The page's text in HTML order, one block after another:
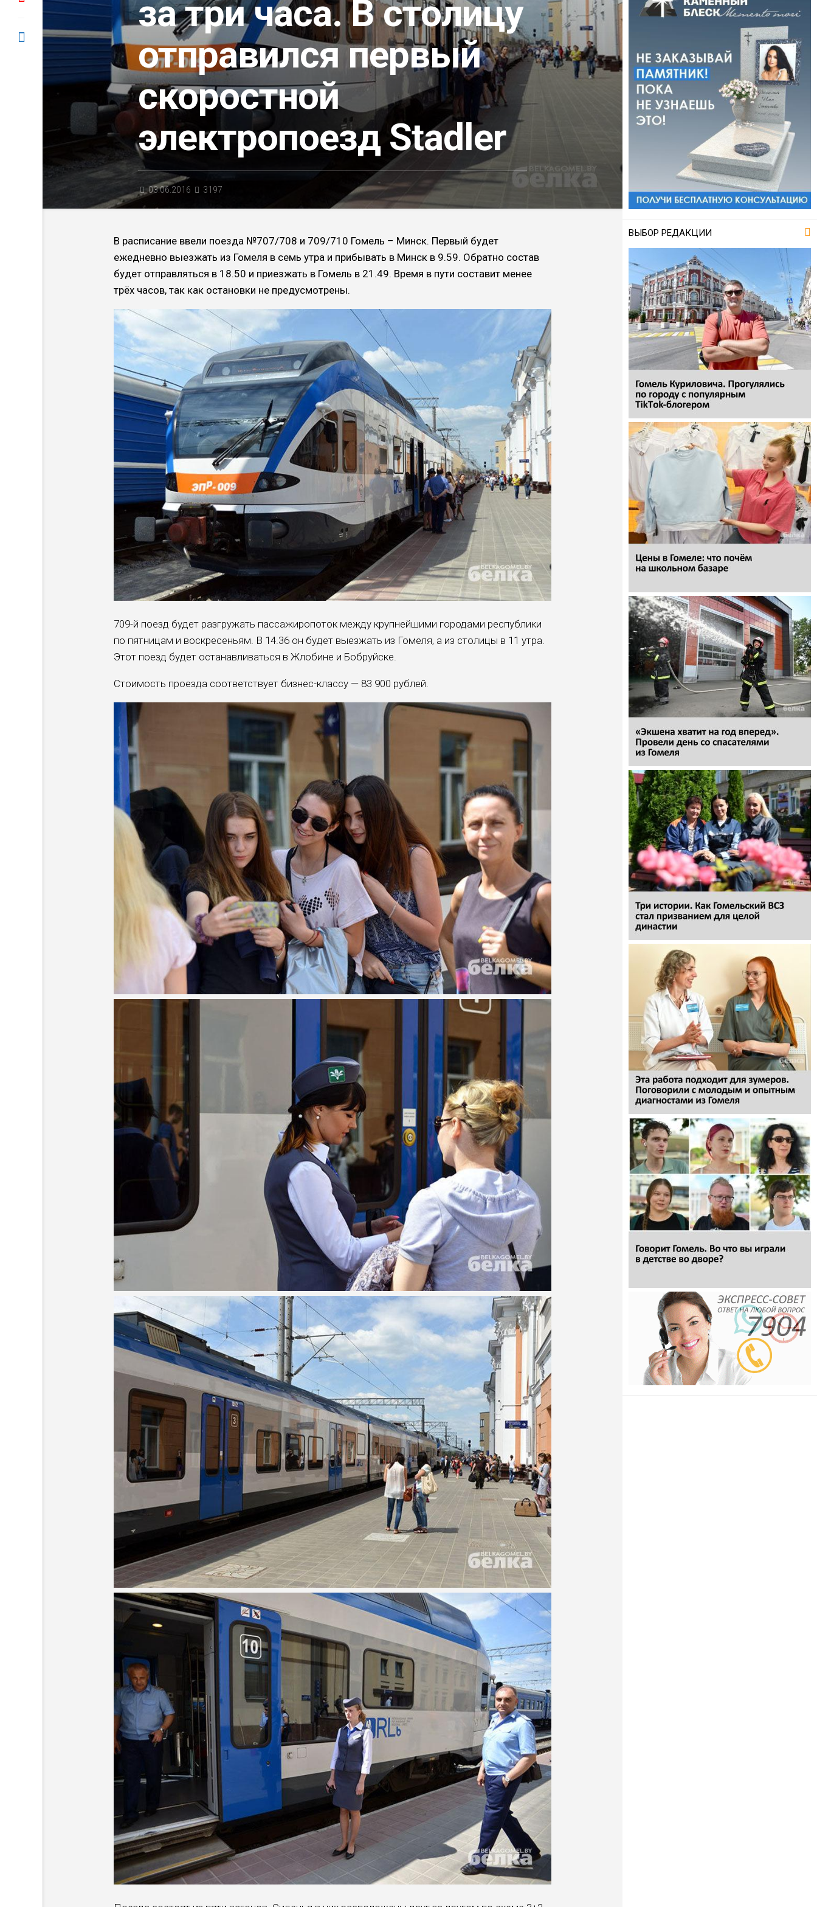
за три часа. В столицу
отправился первый
скоростной
электропоезд Stadler
03.06.2016 3197
В расписание ввели поезда №707/708 и 709/710 Гомель – Минск. Первый будет
ежедневно выезжать из Гомеля в семь утра и прибывать в Минск в 9.59. Обратно состав
будет отправляться в 18.50 и приезжать в Гомель в 21.49. Время в пути составит менее
трёх часов, так как остановки не предусмотрены.
709-й поезд будет разгружать пассажиропоток между крупнейшими городами республики
по пятницам и воскресеньям. В 14.36 он будет выезжать из Гомеля, а из столицы в 11 утра.
Этот поезд будет останавливаться в Жлобине и Бобруйске.
Стоимость проезда соответствует бизнес-классу — 83 900 рублей.
ВЫБОР РЕДАКЦИИ